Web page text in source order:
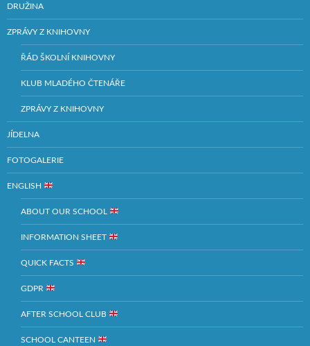
DRUŽINA
ZPRÁVY Z KNIHOVNY
ŘÁD ŠKOLNÍ KNIHOVNY
KLUB MLADÉHO ČTENÁŘE
ZPRÁVY Z KNIHOVNY
JÍDELNA
FOTOGALERIE
ENGLISH
ABOUT OUR SCHOOL
INFORMATION SHEET
QUICK FACTS
GDPR
AFTER SCHOOL CLUB
SCHOOL CANTEEN